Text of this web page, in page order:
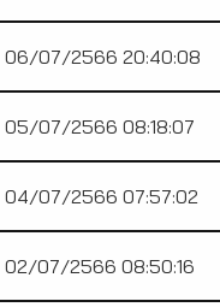
06/07/2566 20:40:08
05/07/2566 08:18:07
04/07/2566 07:57:02
02/07/2566 08:50:16